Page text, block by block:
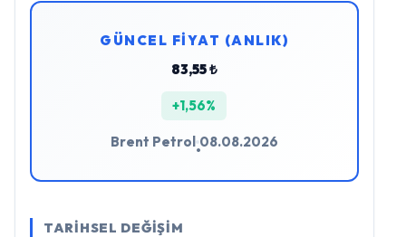
GÜNCEL FİYAT (ANLIK)
83,55 ₺
+1,56%
Brent Petrol
•
08.08.2026
TARİHSEL DEĞİŞİM